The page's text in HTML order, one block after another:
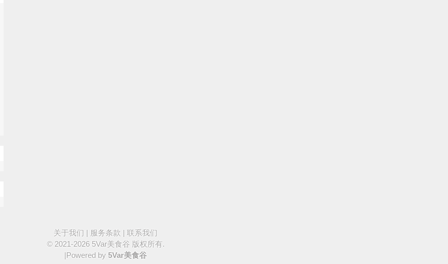
关于我们 | 服务条款 | 联系我们
© 2021-2026 5Var美食谷 版权所有.
|Powered by 5Var美食谷